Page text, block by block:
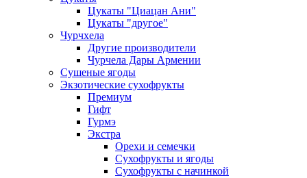
Цукаты "Циацан Ани"
Цукаты "другое"
Чурчхела
Другие производители
Чурчела Дары Армении
Сушеные ягоды
Экзотические сухофрукты
Премиум
Гифт
Гурмэ
Экстра
Орехи и семечки
Сухофрукты и ягоды
Сухофрукты с начинкой